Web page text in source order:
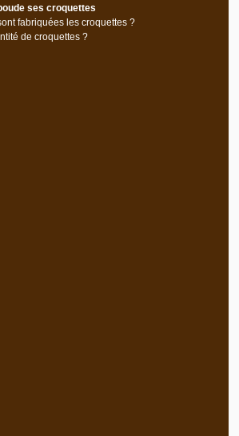
ses croquettes
fabriquées les croquettes ?
de croquettes ?